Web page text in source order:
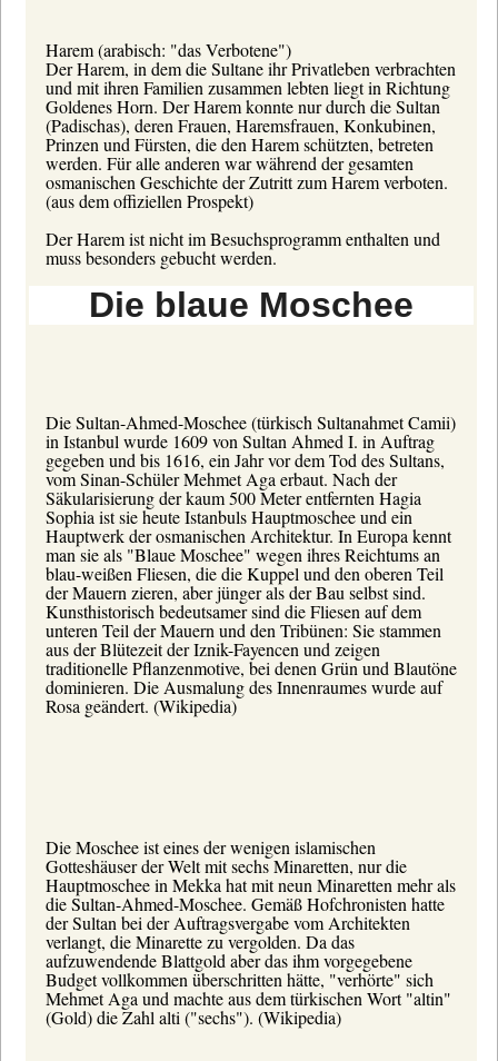
Harem (arabisch: "das Verbotene")
Der Harem, in dem die Sultane ihr Privatleben verbrachten
und mit ihren Familien zusammen lebten liegt in Richtung
Goldenes Horn. Der Harem konnte nur durch die Sultan
(Padischas), deren Frauen, Haremsfrauen, Konkubinen,
Prinzen und Fürsten, die den Harem schützten, betreten
werden. Für alle anderen war während der gesamten
osmanischen Geschichte der Zutritt zum Harem verboten.
(aus dem offiziellen Prospekt)
Der Harem ist nicht im Besuchsprogramm enthalten und
muss besonders gebucht werden.
Die blaue Moschee
DieSultan-Ahmed-Moschee(türkisch Sultanahmet Camii)
in Istanbul wurde 1609 von Sultan Ahmed I. in Auftrag
gegeben und bis 1616, ein Jahr vor dem Tod des Sultans,
vom Sinan-Schüler Mehmet Aga erbaut. Nach der
Säkularisierung der kaum 500 Meter entfernten Hagia
Sophia ist sie heute Istanbuls Hauptmoschee und ein
Hauptwerk der osmanischen Architektur. In Europa kennt
man sie als "Blaue Moschee" wegen ihres Reichtums an
blau-weißen Fliesen, die die Kuppel und den oberen Teil
der Mauern zieren, aber jünger als der Bau selbst sind.
Kunsthistorisch bedeutsamer sind die Fliesen auf dem
unteren Teil der Mauern und den Tribünen: Sie stammen
aus der Blütezeit der Iznik-Fayencen und zeigen
traditionelle Pflanzenmotive, bei denen Grün und Blautöne
dominieren. Die Ausmalung des Innenraumes wurde auf
Rosa geändert. (Wikipedia)
Die Moschee ist eines der wenigen islamischen
Gotteshäuser der Welt mit sechs Minaretten, nur die
Hauptmoschee in Mekka hat mit neun Minaretten mehr als
die Sultan-Ahmed-Moschee. Gemäß Hofchronisten hatte
der Sultan bei der Auftragsvergabe vom Architekten
verlangt, die Minarette zu vergolden. Da das
aufzuwendende Blattgold aber das ihm vorgegebene
Budget vollkommen überschritten hätte, "verhörte" sich
Mehmet Aga und machte aus dem türkischen Wort "altin"
(Gold) die Zahl alti ("sechs"). (Wikipedia)